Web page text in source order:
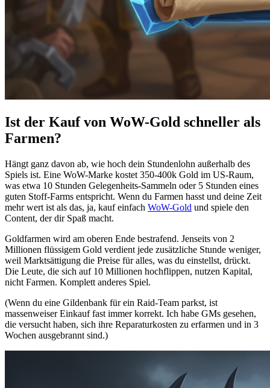
Ist der Kauf von WoW-Gold schneller als
Farmen?
Hängt ganz davon ab, wie hoch dein Stundenlohn außerhalb des
Spiels ist. Eine WoW-Marke kostet 350-400k Gold im US-Raum,
was etwa 10 Stunden Gelegenheits-Sammeln oder 5 Stunden eines
guten Stoff-Farms entspricht. Wenn du Farmen hasst und deine Zeit
mehr wert ist als das, ja, kauf einfach WoW-Gold und spiele den
Content, der dir Spaß macht.
Goldfarmen wird am oberen Ende bestrafend. Jenseits von 2
Millionen flüssigem Gold verdient jede zusätzliche Stunde weniger,
weil Marktsättigung die Preise für alles, was du einstellst, drückt.
Die Leute, die sich auf 10 Millionen hochflippen, nutzen Kapital,
nicht Farmen. Komplett anderes Spiel.
(Wenn du eine Gildenbank für ein Raid-Team parkst, ist
massenweiser Einkauf fast immer korrekt. Ich habe GMs gesehen,
die versucht haben, sich ihre Reparaturkosten zu erfarmen und in 3
Wochen ausgebrannt sind.)